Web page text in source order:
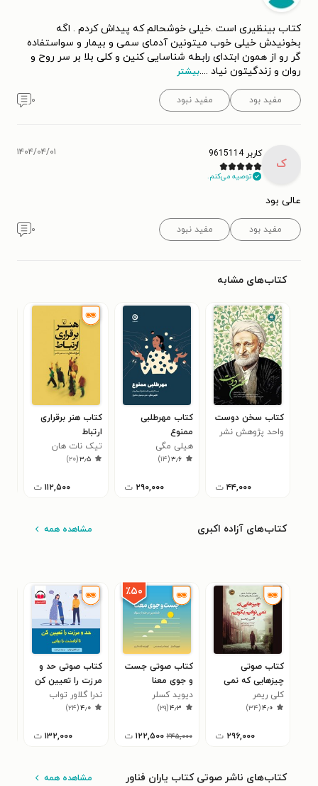
کتاب بینظیری است .خیلی خوشحالم که پیداش کردم . اگه
بخونیدش خیلی خوب میتونین آدمای سمی و بیمار و سواستفاده
گر رو از همون ابتدای رابطه شناسایی کنین و کلی بلا بر سر روح و
روان و زندگیتون نیاد ....بیشتر
مفید بود مفید نبود ۰
ک
کاربر 9615114
توصیه می‌کنم.
۱۴۰۴/۰۴/۰۱
عالی بود
مفید بود مفید نبود ۰
کتاب‌های مشابه
کتاب سخن دوست
واحد پژوهش نشر
۴۴,۰۰۰ ت
کتاب مهرطلبی
ممنوع
هیلی مگی
۳٫۶(۱۴)
۲۹۰,۰۰۰ ت
کتاب هنر برقراری
ارتباط
تیک نات هان
۳٫۵(۲۰)
۱۱۲,۵۰۰ ت
کتاب‌های آزاده اکبری مشاهده همه
کتاب صوتی
چیزهایی که نمی
توانیم بگوییم
کلی ریمر
۴٫۰(۳۴)
۲۹۶,۰۰۰ ت
٪۵۰
کتاب صوتی جست
و جوی معنا
دیوید کسلر
۴٫۳(۲۹)
۲۴۵,۰۰۰ ۱۲۲,۵۰۰ ت
کتاب صوتی حد و
مرزت را تعیین کن
تا آرامش را بیابی
ندرا گلاور تواب
۴٫۰(۲۴)
۱۳۲,۰۰۰ ت
کتاب‌های ناشر صوتی کتاب یاران فناور مشاهده همه